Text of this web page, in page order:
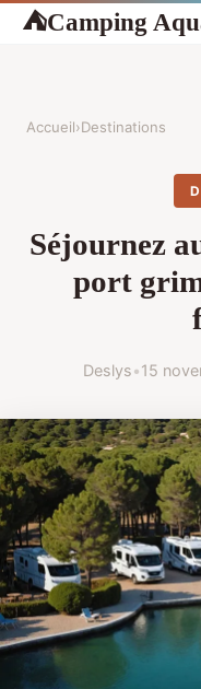
⛺Camping
Accueil›Destinations
Séjournez
port
Deslys•15